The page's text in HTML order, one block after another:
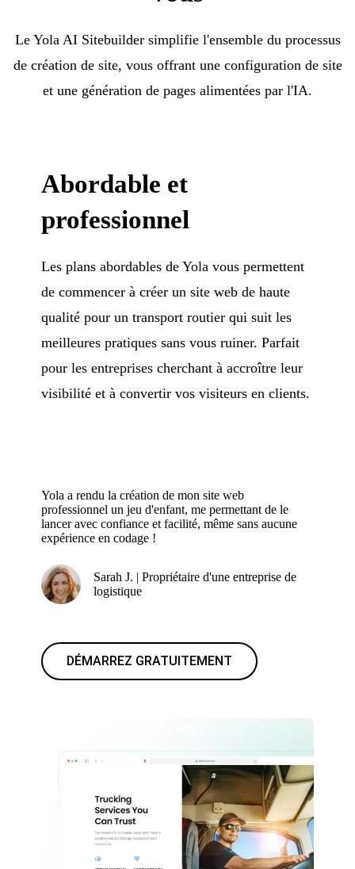
Le Yola AI Sitebuilder simplifie l'ensemble du processus
de création de site, vous offrant une configuration de site
et une génération de pages alimentées par l'IA.
Abordable et
professionnel
Les plans abordables de Yola vous permettent
de commencer à créer un site web de haute
qualité pour un transport routier qui suit les
meilleures pratiques sans vous ruiner. Parfait
pour les entreprises cherchant à accroître leur
visibilité et à convertir vos visiteurs en clients.
Yola a rendu la création de mon site web
professionnel un jeu d'enfant, me permettant de le
lancer avec confiance et facilité, même sans aucune
expérience en codage !
Sarah J. | Propriétaire d'une entreprise de
logistique
DÉMARREZ GRATUITEMENT